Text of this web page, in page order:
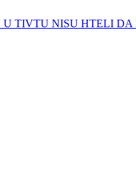
U TIVTU NISU HTELI